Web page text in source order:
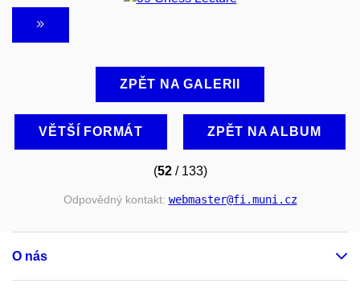
ZPĚT NA GALERII
VĚTŠÍ FORMÁT ZPĚT NA ALBUM
(52/ 133)
Odpovědný kontakt: webmaster@fi.muni.cz
O nás